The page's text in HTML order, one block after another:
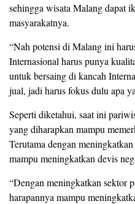
sehingga wisata Malang dapat
masyarakatnya.
“Nah potensi di Malang ini
Internasional harus punya
untuk bersaing di kancah
jual, jadi harus fokus dulu apa
Seperti diketahui, saat ini
yang diharapkan mampu
Terutama dengan
mampu meningkatkan devis
“Dengan meningkatkan sektor
harapannya mampu